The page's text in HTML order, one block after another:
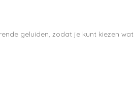
geluiden, zodat je kunt kiezen